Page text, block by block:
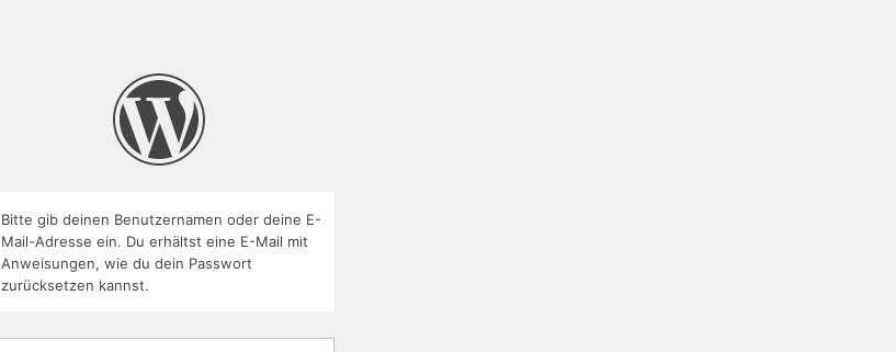
Bitte gib deinen Benutzernamen oder deine E-
Mail-Adresse ein. Du erhältst eine E-Mail mit
Anweisungen, wie du dein Passwort
zurücksetzen kannst.